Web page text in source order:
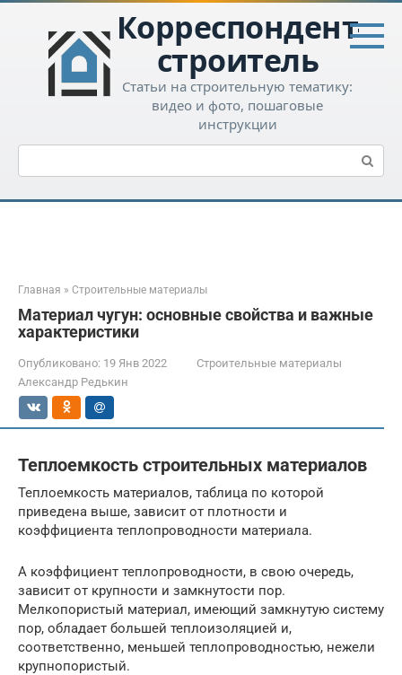
Перейти
контенту
Корреспондент-
строитель
Статьи на строительную тематику:
видео и фото, пошаговые
инструкции
Поиск:
Главная » Строительные материалы
Материал чугун: основные свойства и важные
характеристики
Опубликовано: 19 Янв 2022
Строительные материалы
Александр Редькин
Теплоемкость строительных материалов
Теплоемкость материалов, таблица по которой
приведена выше, зависит от плотности и
коэффициента теплопроводности материала.
А коэффициент теплопроводности, в свою очередь,
зависит от крупности и замкнутости пор.
Мелкопористый материал, имеющий замкнутую систему
пор, обладает большей теплоизоляцией и,
соответственно, меньшей теплопроводностью, нежели
крупнопористый.